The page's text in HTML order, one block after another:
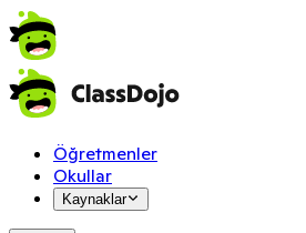
Öğretmenler
Okullar
Kaynaklar